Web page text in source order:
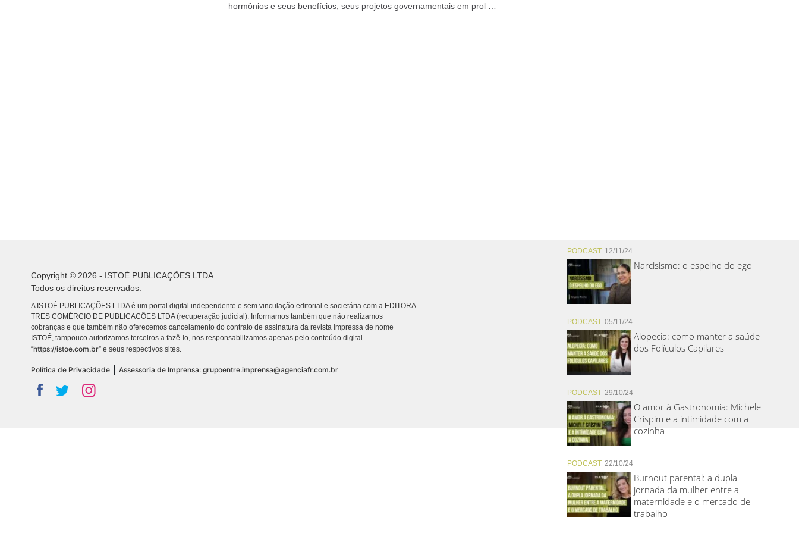
hormônios e seus benefícios, seus projetos governamentais em prol do
PODCAST 12/11/24
Narcisismo: o espelho do ego
PODCAST 05/11/24
Alopecia: como manter a saúde
dos Folículos Capilares
PODCAST 29/10/24
O amor à Gastronomia: Michele
Crispim e a intimidade com a
cozinha
PODCAST 22/10/24
Burnout parental: a dupla
jornada da mulher entre a
maternidade e o mercado de
trabalho
Copyright © 2026 - ISTOÉ PUBLICAÇÕES LTDA
Todos os direitos reservados.
A ISTOÉ PUBLICAÇÕES LTDA é um portal digital independente e sem vinculação editorial e societária com a EDITORA
TRES COMÉRCIO DE PUBLICACÕES LTDA (recuperação judicial). Informamos também que não realizamos
cobranças e que também não oferecemos cancelamento do contrato de assinatura da revista impressa de nome
ISTOÉ, tampouco autorizamos terceiros a fazê-lo, nos responsabilizamos apenas pelo conteúdo digital
“https://istoe.com.br” e seus respectivos sites.
Política de Privacidade Assessoria de Imprensa: grupoentre.imprensa@agenciafr.com.br